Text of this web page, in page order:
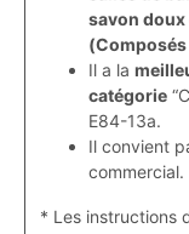
savon doux
(Composés
Il a la
catégorie
E84-13a.
Il convient
commercial.
* Les instructions